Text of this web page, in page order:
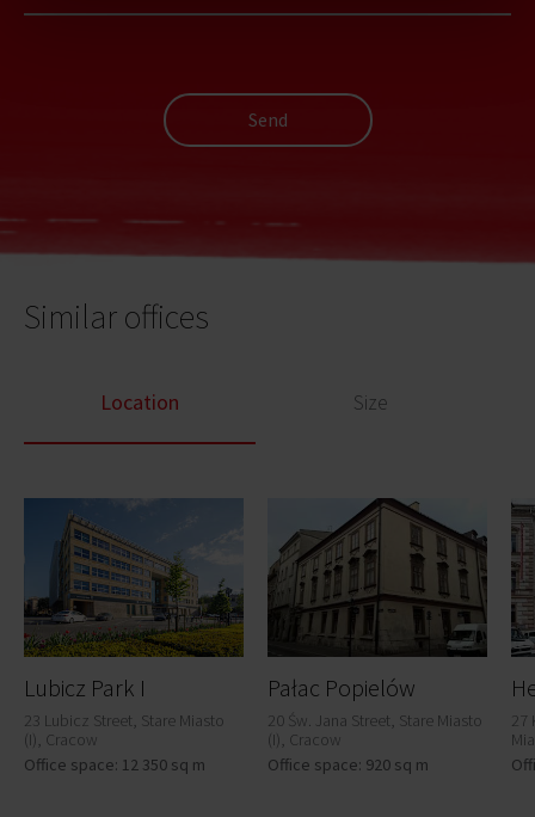
Send
Similar offices
Location Size
Lubicz Park I
23 Lubicz Street, Stare Miasto
(I), Cracow
Office space: 12 350 sq m
Pałac Popielów
20 Św. Jana Street, Stare Miasto
(I), Cracow
Office space: 920 sq m
27